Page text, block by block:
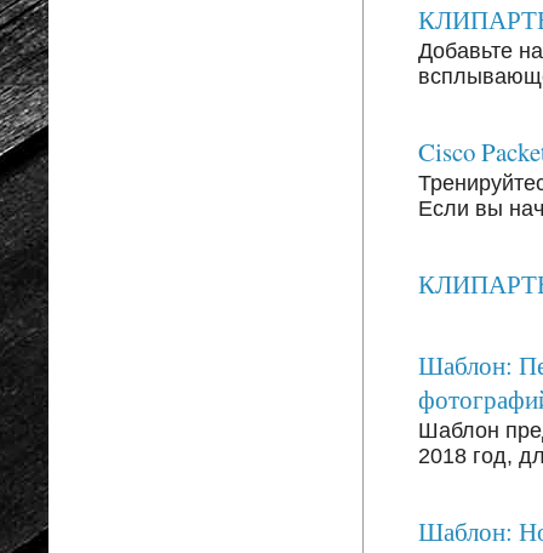
КЛИПАРТЫ:
Добавьте
Cisco
Если вы
КЛИПАРТЫ:
Шаблон:
Шаблон
2018 год,
Шаблон: